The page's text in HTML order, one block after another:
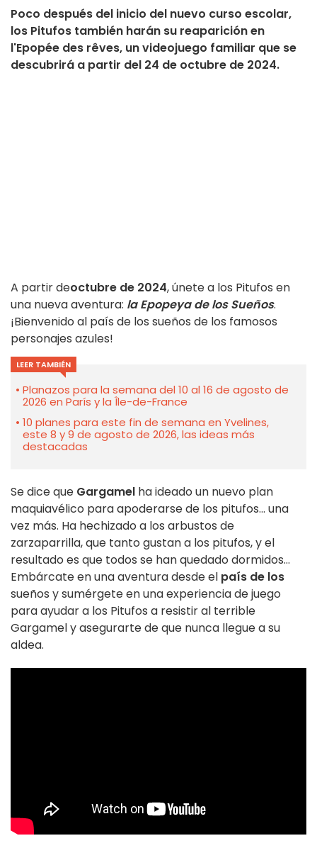
Poco después del inicio del nuevo curso escolar,
los Pitufos también harán su reaparición en
l'Epopée des rêves, un videojuego familiar que se
descubrirá a partir del 24 de octubre de 2024.
A partir deoctubre de 2024, únete a los Pitufos en
una nueva aventura: la Epopeya de los Sueños.
¡Bienvenido al país de los sueños de los famosos
personajes azules!
LEER TAMBIÉN
Planazos para la semana del 10 al 16 de agosto de
2026 en París y la Île-de-France
10 planes para este fin de semana en Yvelines,
este 8 y 9 de agosto de 2026, las ideas más
destacadas
Se dice que Gargamel ha ideado un nuevo plan
maquiavélico para apoderarse de los pitufos... una
vez más. Ha hechizado a los arbustos de
zarzaparrilla, que tanto gustan a los pitufos, y el
resultado es que todos se han quedado dormidos...
Embárcate en una aventura desde el país de los
sueños y sumérgete en una experiencia de juego
para ayudar a los Pitufos a resistir al terrible
Gargamel y asegurarte de que nunca llegue a su
aldea.